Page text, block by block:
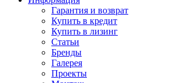
Гарантия и возврат
Купить в кредит
Купить в лизинг
Статьи
Бренды
Галерея
Проекты